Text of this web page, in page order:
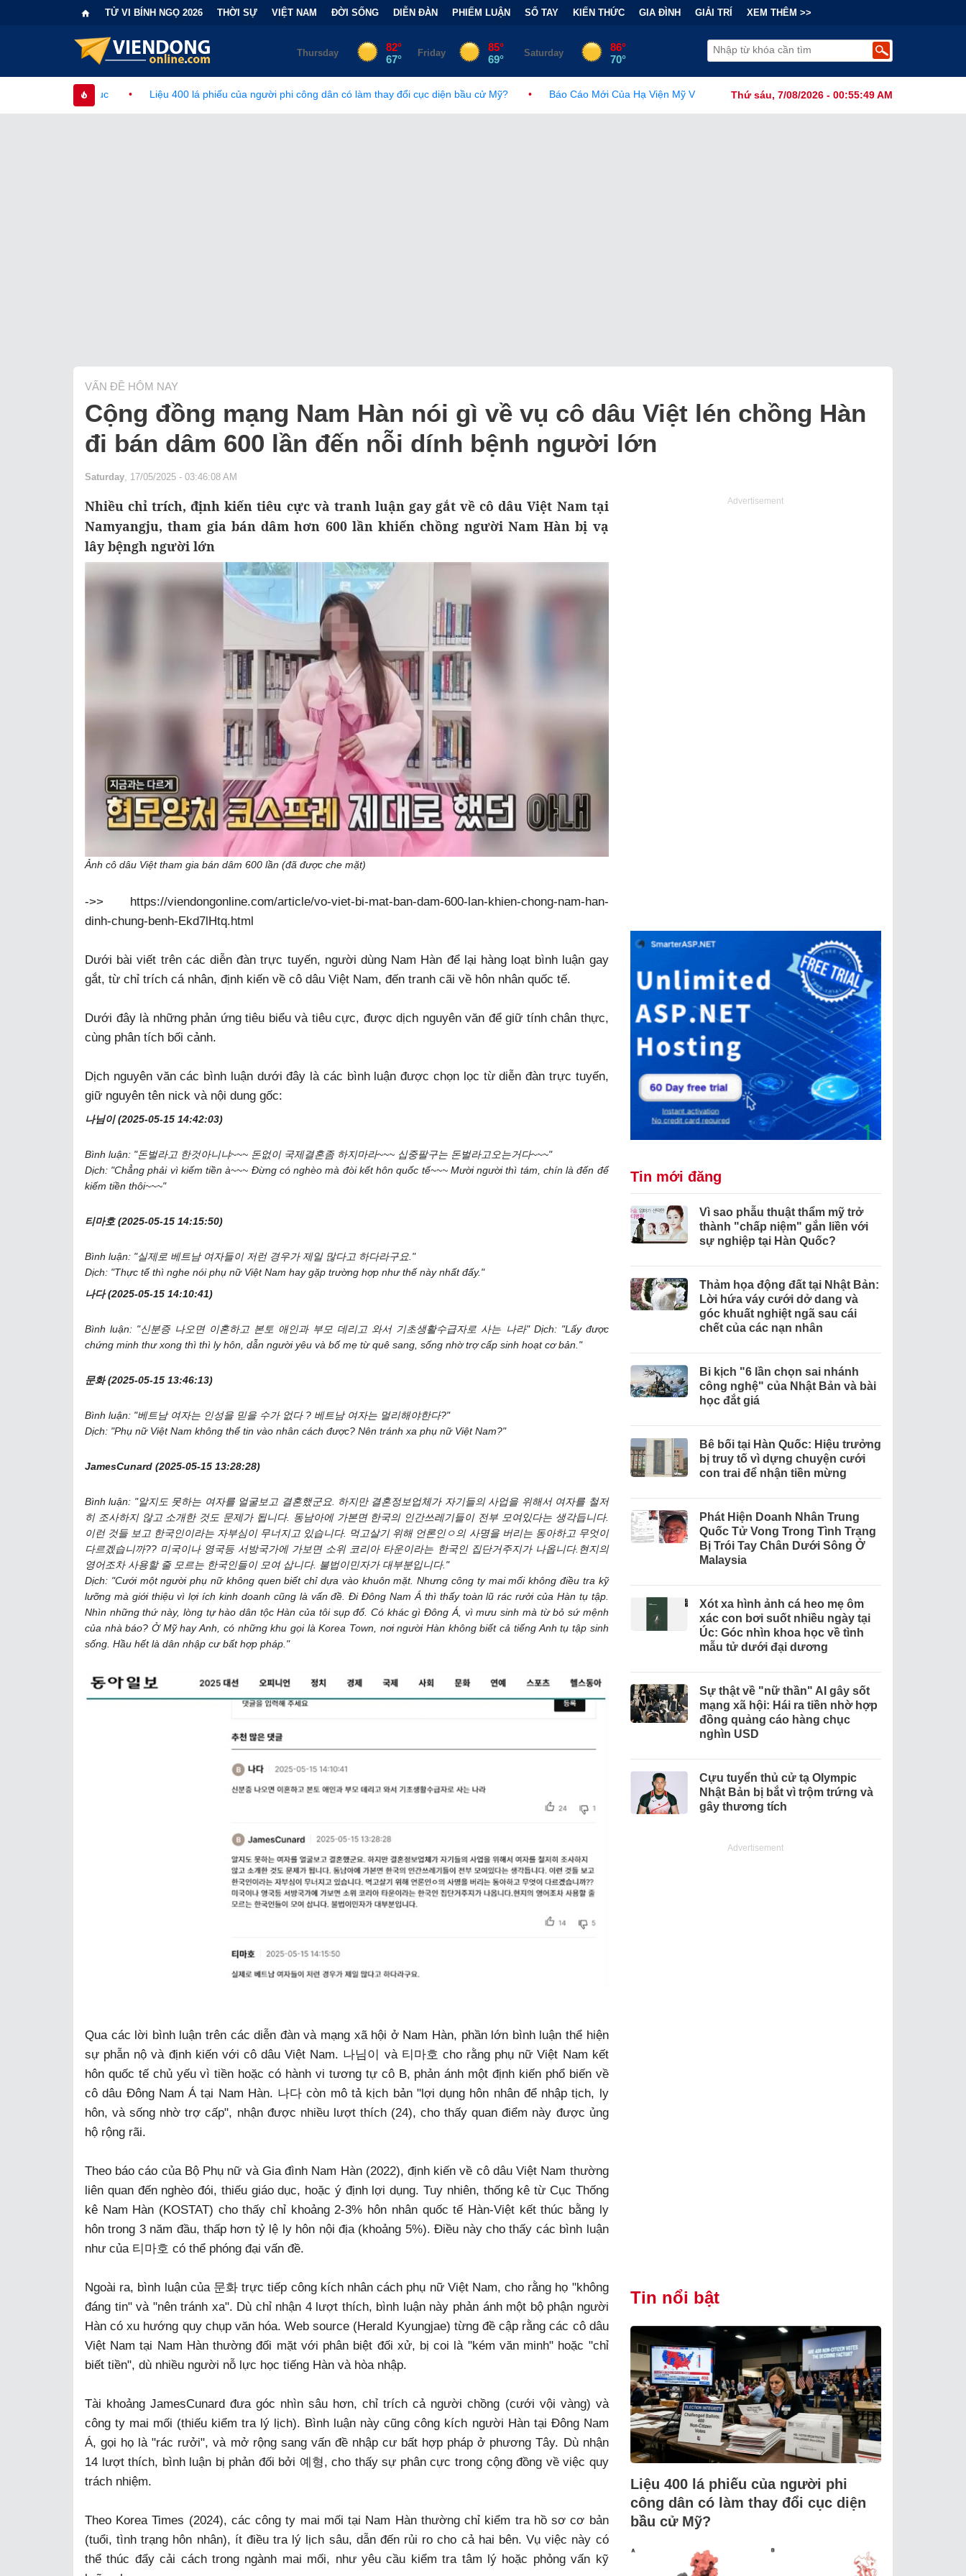
TỬ VI BÍNH NGỌ 2026 THỜI SỰ VIỆT NAM ĐỜI SỐNG DIỄN ĐÀN PHIẾM LUẬN SỔ TAY KIẾN THỨC GIA ĐÌNH GIẢI TRÍ XEM THÊM >>
Thứ sáu, 7/08/2026 - 00:55:50 AM
Liệu 400 lá phiếu của người phi công dân có làm thay đổi cục diện bầu cử Mỹ? • Báo Cáo Mới Của Hạ Viện Mỹ Và Tranh Cãi Về Nguồn Gốc SARS-CoV-2 Từ Phòng Thí Nghiệm
VẤN ĐỀ HÔM NAY
Cộng đồng mạng Nam Hàn nói gì về vụ cô dâu Việt lén chồng Hàn
đi bán dâm 600 lần đến nỗi dính bệnh người lớn
Saturday , 17/05/2025 - 03:46:08 AM
Nhiều chỉ trích, định kiến tiêu cực và tranh luận gay gắt về cô dâu Việt Nam tại
Namyangju, tham gia bán dâm hơn 600 lần khiến chồng người Nam Hàn bị vạ
lây bệngh người lớn
Ảnh cô dâu Việt tham gia bán dâm 600 lần (đã được che mặt)
->>
https://viendongonline.com/article/vo-viet-bi-mat-ban-dam-600-lan-khien-chong-nam-han-
dinh-chung-benh-Ekd7lHtq.html
Dưới bài viết trên các diễn đàn trực tuyến, người dùng Nam Hàn để lại hàng loạt bình luận gay
gắt, từ chỉ trích cá nhân, định kiến về cô dâu Việt Nam, đến tranh cãi về hôn nhân quốc tế.
Dưới đây là những phản ứng tiêu biểu và tiêu cực, được dịch nguyên văn để giữ tính chân thực,
cùng phân tích bối cảnh.
Dịch nguyên văn các bình luận dưới đây là các bình luận được chọn lọc từ diễn đàn trực tuyến,
giữ nguyên tên nick và nội dung gốc:
나님이 (2025-05-15 14:42:03)
Bình luận: "돈벌라고 한것아니냐~~~ 돈없이 국제결혼좀 하지마라~~~ 십중팔구는 돈벌라고오는거다~~~"
Dịch: "Chẳng phải vì kiếm tiền à~~~ Đừng có nghèo mà đòi kết hôn quốc tế~~~ Mười người thì tám, chín là đến để
kiếm tiền thôi~~~"
티마호 (2025-05-15 14:15:50)
Bình luận: "실제로 베트남 여자들이 저런 경우가 제일 많다고 하다라구요."
Dịch: "Thực tế thì nghe nói phụ nữ Việt Nam hay gặp trường hợp như thế này nhất đấy."
나다 (2025-05-15 14:10:41)
Bình luận: "신분증 나오면 이혼하고 본토 애인과 부모 데리고 와서 기초생활수급자로 사는 나라" Dịch: "Lấy được
chứng minh thư xong thì thì ly hôn, dẫn người yêu và bố mẹ từ quê sang, sống nhờ trợ cấp sinh hoạt cơ bản."
문화 (2025-05-15 13:46:13)
Bình luận: "베트남 여자는 인성을 믿을 수가 없다 ? 베트남 여자는 멀리해야한다?"
Dịch: "Phụ nữ Việt Nam không thể tin vào nhân cách được? Nên tránh xa phụ nữ Việt Nam?"
JamesCunard (2025-05-15 13:28:28)
Bình luận: "알지도 못하는 여자를 얼굴보고 결혼했군요. 하지만 결혼정보업체가 자기들의 사업을 위해서 여자를 철저
히 조사하지 않고 소개한 것도 문제가 됩니다. 동남아에 가본면 한국의 인간쓰레기들이 전부 모여있다는 생각듭니다.
이런 것들 보고 한국인이라는 자부심이 무너지고 있습니다. 먹고살기 위해 언론인ㅇ의 사명을 버리는 동아하고 무엇이
다르겠습니까?? 미국이나 영국등 서방국가에 가보면 소위 코리아 타운이라는 한국인 집단거주지가 나옵니다.현지의
영어조차 사용할 줄 모르는 한국인들이 모여 삽니다. 불법이민자가 대부분입니다."
Dịch: "Cưới một người phụ nữ không quen biết chỉ dựa vào khuôn mặt. Nhưng công ty mai mối không điều tra kỹ
lưỡng mà giới thiệu vì lợi ích kinh doanh cũng là vấn đề. Đi Đông Nam Á thì thấy toàn lũ rác rưởi của Hàn tụ tập.
Nhìn những thứ này, lòng tự hào dân tộc Hàn của tôi sụp đổ. Có khác gì Đông Á, vì mưu sinh mà từ bỏ sứ mệnh
của nhà báo? Ở Mỹ hay Anh, có những khu gọi là Korea Town, nơi người Hàn không biết cả tiếng Anh tụ tập sinh
sống. Hầu hết là dân nhập cư bất hợp pháp."
Qua các lời bình luận trên các diễn đàn và mạng xã hội ở Nam Hàn, phần lớn bình luận thể hiện
sự phẫn nộ và định kiến với cô dâu Việt Nam. 나님이 và 티마호 cho rằng phụ nữ Việt Nam kết
hôn quốc tế chủ yếu vì tiền hoặc có hành vi tương tự cô B, phản ánh một định kiến phổ biến về
cô dâu Đông Nam Á tại Nam Hàn. 나다 còn mô tả kịch bản "lợi dụng hôn nhân để nhập tịch, ly
hôn, và sống nhờ trợ cấp", nhận được nhiều lượt thích (24), cho thấy quan điểm này được ủng
hộ rộng rãi.
Theo báo cáo của Bộ Phụ nữ và Gia đình Nam Hàn (2022), định kiến về cô dâu Việt Nam thường
liên quan đến nghèo đói, thiếu giáo dục, hoặc ý định lợi dụng. Tuy nhiên, thống kê từ Cục Thống
kê Nam Hàn (KOSTAT) cho thấy chỉ khoảng 2-3% hôn nhân quốc tế Hàn-Việt kết thúc bằng ly
hôn trong 3 năm đầu, thấp hơn tỷ lệ ly hôn nội địa (khoảng 5%). Điều này cho thấy các bình luận
như của 티마호 có thể phóng đại vấn đề.
Ngoài ra, bình luận của 문화 trực tiếp công kích nhân cách phụ nữ Việt Nam, cho rằng họ "không
đáng tin" và "nên tránh xa". Dù chỉ nhận 4 lượt thích, bình luận này phản ánh một bộ phận người
Hàn có xu hướng quy chụp văn hóa. Web source (Herald Kyungjae) từng đề cập rằng các cô dâu
Việt Nam tại Nam Hàn thường đối mặt với phân biệt đối xử, bị coi là "kém văn minh" hoặc "chỉ
biết tiền", dù nhiều người nỗ lực học tiếng Hàn và hòa nhập.
Tài khoảng JamesCunard đưa góc nhìn sâu hơn, chỉ trích cả người chồng (cưới vội vàng) và
công ty mai mối (thiếu kiểm tra lý lịch). Bình luận này cũng công kích người Hàn tại Đông Nam
Á, gọi họ là "rác rưởi", và mở rộng sang vấn đề nhập cư bất hợp pháp ở phương Tây. Dù nhận
14 lượt thích, bình luận bị phản đối bởi 예형, cho thấy sự phân cực trong cộng đồng về việc quy
trách nhiệm.
Theo Korea Times (2024), các công ty mai mối tại Nam Hàn thường chỉ kiểm tra hồ sơ cơ bản
(tuổi, tình trạng hôn nhân), ít điều tra lý lịch sâu, dẫn đến rủi ro cho cả hai bên. Vụ việc này có
thể thúc đẩy cải cách trong ngành mai mối, như yêu cầu kiểm tra tâm lý hoặc phỏng vấn kỹ
Advertisement
Tin mới đăng
Vì sao phẫu thuật thẩm mỹ trở
thành "chấp niệm" gắn liền với
sự nghiệp tại Hàn Quốc?
Thảm họa động đất tại Nhật Bản:
Lời hứa váy cưới dở dang và
góc khuất nghiệt ngã sau cái
chết của các nạn nhân
Bi kịch "6 lần chọn sai nhánh
công nghệ" của Nhật Bản và bài
học đắt giá
Bê bối tại Hàn Quốc: Hiệu trưởng
bị truy tố vì dựng chuyện cưới
con trai để nhận tiền mừng
Phát Hiện Doanh Nhân Trung
Quốc Tử Vong Trong Tình Trạng
Bị Trói Tay Chân Dưới Sông Ở
Malaysia
Xót xa hình ảnh cá heo mẹ ôm
xác con bơi suốt nhiều ngày tại
Úc: Góc nhìn khoa học về tình
mẫu tử dưới đại dương
Sự thật về "nữ thần" AI gây sốt
mạng xã hội: Hái ra tiền nhờ hợp
đồng quảng cáo hàng chục
nghìn USD
Cựu tuyển thủ cử tạ Olympic
Nhật Bản bị bắt vì trộm trứng và
gây thương tích
Advertisement
Tin nổi bật
Liệu 400 lá phiếu của người phi
công dân có làm thay đổi cục diện
bầu cử Mỹ?